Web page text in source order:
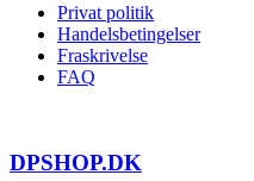
Privat politik
Handelsbetingelser
Fraskrivelse
FAQ
DPSHOP.DK